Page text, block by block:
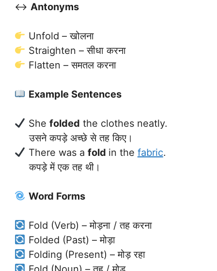
↔️ Antonyms
Unfold – खोलना
Straighten – सीधा करना
Flatten – समतल करना
Example Sentences
She folded the clothes neatly.
उसने कपड़े अच्छे से तह किए।
There was a fold in the fabric.
कपड़े में एक तह थी।
Word Forms
Fold (Verb) – मोड़ना / तह करना
Folded (Past) – मोड़ा
Folding (Present) – मोड़ रहा